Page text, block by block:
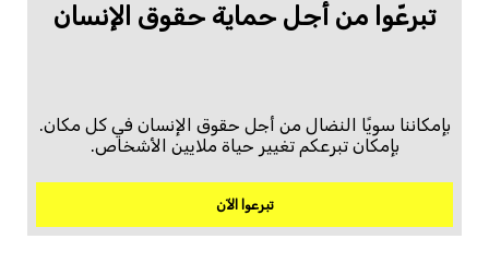
تبرعّوا من أجل حماية حقوق الإنسان
بإمكاننا سويًا النضال من أجل حقوق الإنسان في كل مكان.
بإمكان تبرعكم تغيير حياة ملايين الأشخاص.
تبرعوا الآن